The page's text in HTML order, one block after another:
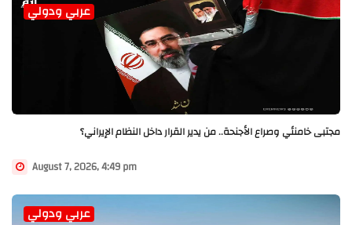
عربي ودولي
مجتبى خامنئي وصراع الأجنحة.. من يدير القرار داخل النظام الإيراني؟
August 7, 2026, 4:49 pm
عربي ودولي